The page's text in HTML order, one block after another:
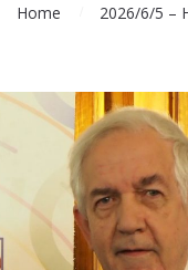
Home 2026/6/5 –